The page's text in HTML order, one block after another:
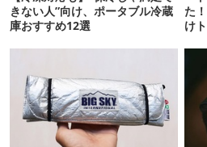
きない人”向け、ポータブル冷蔵
庫おすすめ12選
た
け